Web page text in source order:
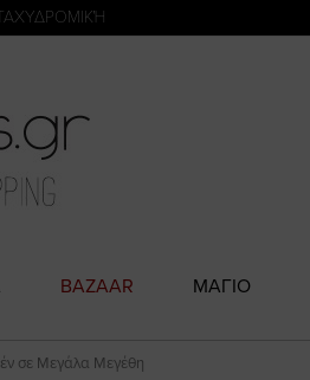
BAZAAR ΜΑΓΙΟ
σε Μεγάλα Μεγέθη